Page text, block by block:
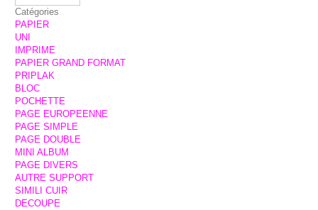
Catégories
PAPIER
UNI
IMPRIME
PAPIER GRAND FORMAT
PRIPLAK
BLOC
POCHETTE
PAGE EUROPEENNE
PAGE SIMPLE
PAGE DOUBLE
MINI ALBUM
PAGE DIVERS
AUTRE SUPPORT
SIMILI CUIR
DECOUPE